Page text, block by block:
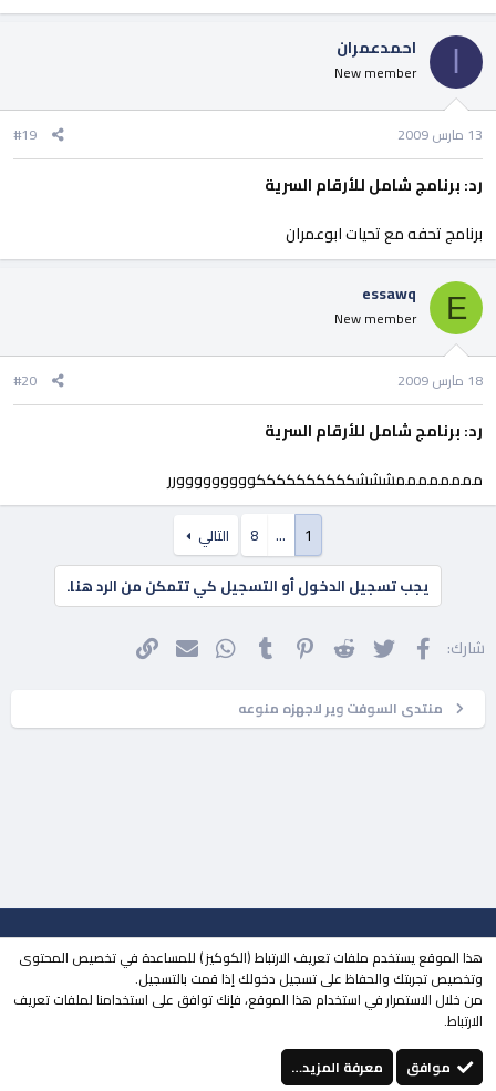
احمدعمران
New member
13 مارس 2009 #19
رد: برنامج شامل للأرقام السرية
برنامج تحفه مع تحيات ابوعمران
E
essawq
New member
18 مارس 2009 #20
رد: برنامج شامل للأرقام السرية
ممممممممشششككككككككككووووووووورر
1
…
8
التالي
يجب تسجيل الدخول أو التسجيل كي تتمكن من الرد هنا.
شارك: فيسبوك تويتر Reddit
Pinterest
Tumblr
WhatsAppالبريد الإلكتروني
منتدى السوفت وير لاجهزه منوعه
جميع الحقوق محفوظة لـمجتمع حلحول© 2023
| تطويرMOHDESIGN
منتقي الستايلات
الوضع المظلم
إتصل بنا
الشروط والقوانين سياسة الخصوصية
فيسبوكتويتر youtube
Instagram
هذا الموقع يستخدم ملفات تعريف الارتباط (الكوكيز ) للمساعدة في تخصيص المحتوى
وتخصيص تجربتك والحفاظ على تسجيل دخولك إذا قمت بالتسجيل.
من خلال الاستمرار في استخدام هذا الموقع، فإنك توافق على استخدامنا لملفات تعريف
الارتباط.
موافق
معرفة المزيد…